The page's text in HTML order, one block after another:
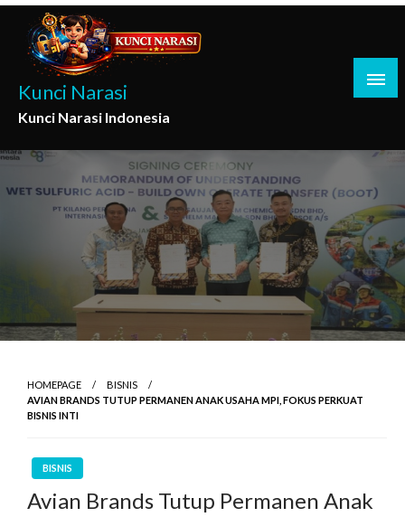
Skip
content
Kunci Narasi
Kunci Narasi Indonesia
HOMEPAGE
BISNIS
AVIAN BRANDS TUTUP PERMANEN ANAK USAHA MPI, FOKUS PERKUAT
BISNIS INTI
BISNIS
Avian Brands Tutup Permanen Anak